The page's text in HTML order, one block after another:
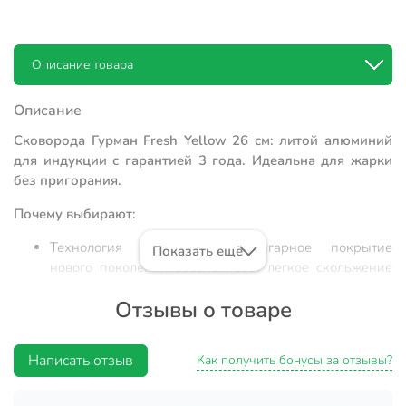
Описание товара
Описание
Сковорода Гурман Fresh Yellow 26 см: литой алюминий
для индукции с гарантией 3 года. Идеальна для жарки
без пригорания.
Почему выбирают:
Технология PFLUON: антипригарное покрытие
нового поколения обеспечивает легкое скольжение
количеством масла.
из литого алюминия гарантирует равномерный
прогрев без деформации при интенсивном
Показать ещё
Отзывы о товаре
Написать отзыв Как получить бонусы за отзывы?